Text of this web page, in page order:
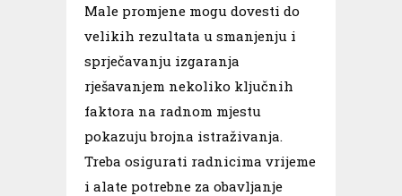
Male promjene mogu dovesti do
velikih rezultata u smanjenju i
sprječavanju izgaranja
rješavanjem nekoliko ključnih
faktora na radnom mjestu
pokazuju brojna istraživanja.
Treba osigurati radnicima vrijeme
i alate potrebne za obavljanje